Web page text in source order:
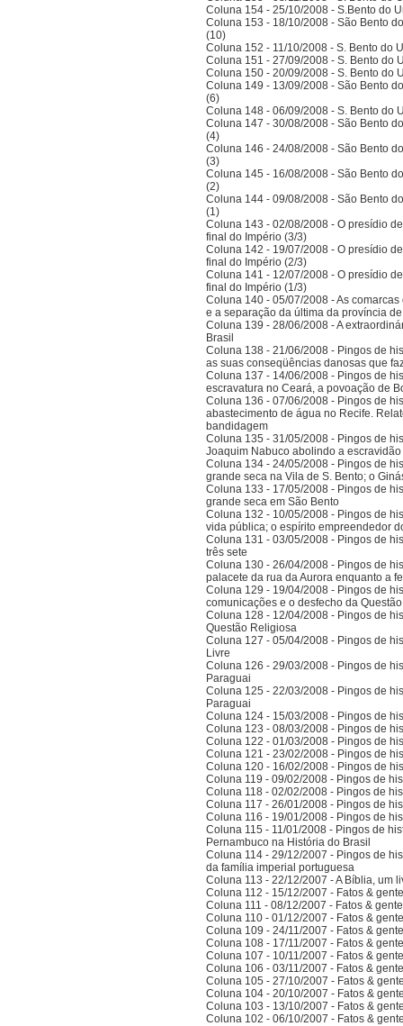
Coluna 154 - 25/10/2008 - S.Bento do
Coluna 153 - 18/10/2008 - São Bento
(10)
Coluna 152 - 11/10/2008 - S. Bento do
Coluna 151 - 27/09/2008 - S. Bento do
Coluna 150 - 20/09/2008 - S. Bento do
Coluna 149 - 13/09/2008 - São Bento
(6)
Coluna 148 - 06/09/2008 - S. Bento do
Coluna 147 - 30/08/2008 - São Bento
(4)
Coluna 146 - 24/08/2008 - São Bento
(3)
Coluna 145 - 16/08/2008 - São Bento
(2)
Coluna 144 - 09/08/2008 - São Bento
(1)
Coluna 143 - 02/08/2008 - O presídio
final do Império (3/3)
Coluna 142 - 19/07/2008 - O presídio
final do Império (2/3)
Coluna 141 - 12/07/2008 - O presídio
final do Império (1/3)
Coluna 140 - 05/07/2008 - As
e a separação da última da província
Coluna 139 - 28/06/2008 - A
Brasil
Coluna 138 - 21/06/2008 - Pingos de
as suas conseqüências danosas que
Coluna 137 - 14/06/2008 - Pingos de
escravatura no Ceará, a povoação de
Coluna 136 - 07/06/2008 - Pingos de
abastecimento de água no Recife.
bandidagem
Coluna 135 - 31/05/2008 - Pingos de
Joaquim Nabuco abolindo a
Coluna 134 - 24/05/2008 - Pingos de
grande seca na Vila de S. Bento; o
Coluna 133 - 17/05/2008 - Pingos de
grande seca em São Bento
Coluna 132 - 10/05/2008 - Pingos de
vida pública; o espírito empreendedor
Coluna 131 - 03/05/2008 - Pingos de
três sete
Coluna 130 - 26/04/2008 - Pingos de
palacete da rua da Aurora enquanto a
Coluna 129 - 19/04/2008 - Pingos de
comunicações e o desfecho da
Coluna 128 - 12/04/2008 - Pingos de
Questão Religiosa
Coluna 127 - 05/04/2008 - Pingos de
Livre
Coluna 126 - 29/03/2008 - Pingos de
Paraguai
Coluna 125 - 22/03/2008 - Pingos de
Paraguai
Coluna 124 - 15/03/2008 - Pingos de
Coluna 123 - 08/03/2008 - Pingos de
Coluna 122 - 01/03/2008 - Pingos de
Coluna 121 - 23/02/2008 - Pingos de
Coluna 120 - 16/02/2008 - Pingos de
Coluna 119 - 09/02/2008 - Pingos de
Coluna 118 - 02/02/2008 - Pingos de
Coluna 117 - 26/01/2008 - Pingos de
Coluna 116 - 19/01/2008 - Pingos de
Coluna 115 - 11/01/2008 - Pingos de
Pernambuco na História do Brasil
Coluna 114 - 29/12/2007 - Pingos de
da família imperial portuguesa
Coluna 113 - 22/12/2007 - A Bíblia, um
Coluna 112 - 15/12/2007 - Fatos &
Coluna 111 - 08/12/2007 - Fatos &
Coluna 110 - 01/12/2007 - Fatos &
Coluna 109 - 24/11/2007 - Fatos &
Coluna 108 - 17/11/2007 - Fatos &
Coluna 107 - 10/11/2007 - Fatos &
Coluna 106 - 03/11/2007 - Fatos &
Coluna 105 - 27/10/2007 - Fatos &
Coluna 104 - 20/10/2007 - Fatos &
Coluna 103 - 13/10/2007 - Fatos &
Coluna 102 - 06/10/2007 - Fatos &